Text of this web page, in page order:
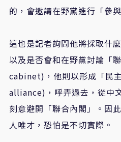
的，會邀請在野黨進行「參
這也是記者詢問他將採取什
以及是否會和在野黨討論「
cabinet)，他則以形成「民
alliance)，呼弄過去，從中
刻意避開「聯合內閣」。因
人唯才，恐怕是不切實際。